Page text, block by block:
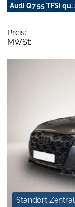
Audi Q7 55 TFSI
Preis:
MWSt:
Standort